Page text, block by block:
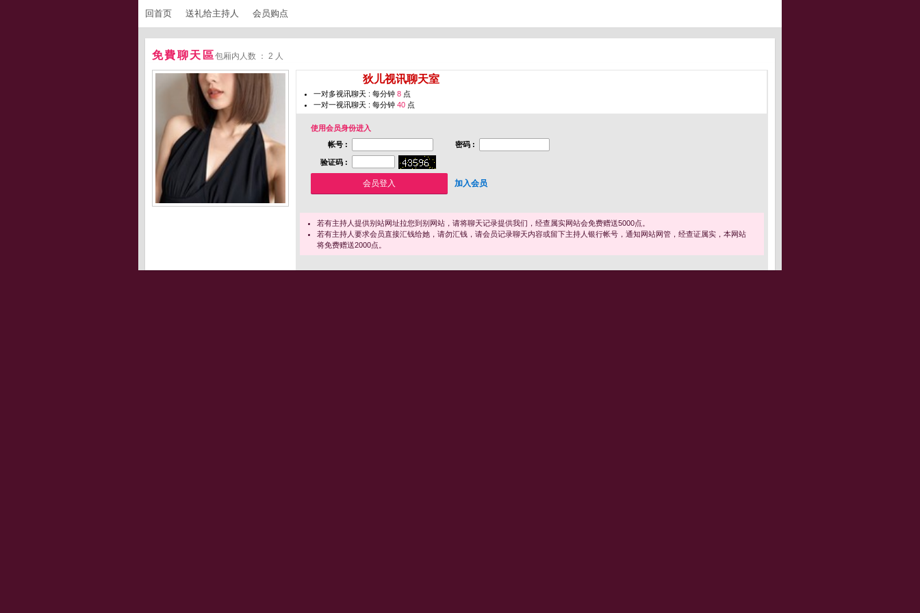
回首页 送礼给主持人 会员购点
免費聊天區包厢内人数 ： 2 人
狄儿视讯聊天室
一对多视讯聊天 : 每分钟 8 点
一对一视讯聊天 : 每分钟 40 点
使用会员身份进入
帐号 :
密码 :
验证码 :
加入会员
若有主持人提供别站网址拉您到别网站，请将聊天记录提供我们，经查属实网站会免费赠送5000点。
若有主持人要求会员直接汇钱给她，请勿汇钱，请会员记录聊天内容或留下主持人银行帐号，通知网站网管，经查证属实，本网站
将免费赠送2000点。